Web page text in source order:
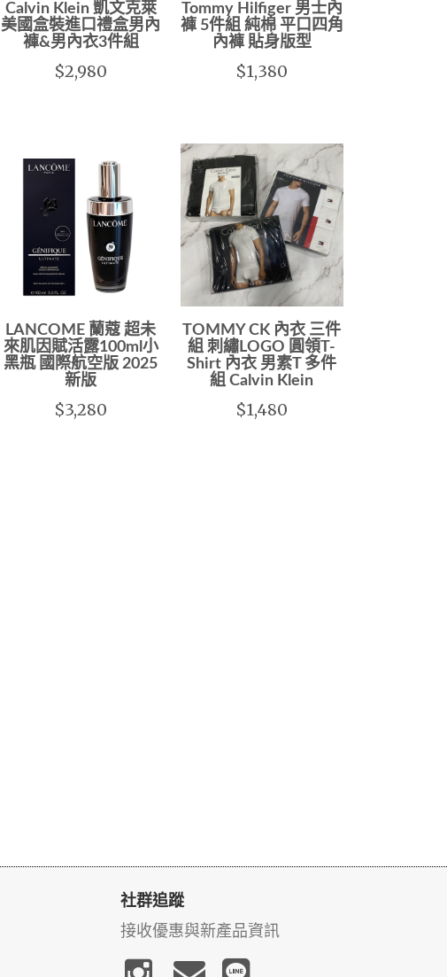
Calvin Klein 凱文克萊
美國盒裝進口禮盒男內
褲&男內衣3件組
$2,980
Tommy Hilfiger 男士內
褲 5件組 純棉 平口四角
內褲 貼身版型
$1,380
LANCOME 蘭蔻 超未
來肌因賦活露100ml小
黑瓶 國際航空版 2025
新版
$3,280
TOMMY CK 內衣 三件
組 刺繡LOGO 圓領T-
Shirt 內衣 男素T 多件
組 Calvin Klein
$1,480
社群追蹤
接收優惠與新產品資訊